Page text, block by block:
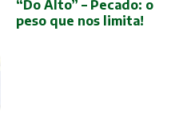
“Do Alto” – Pecado: o
peso que nos limita!